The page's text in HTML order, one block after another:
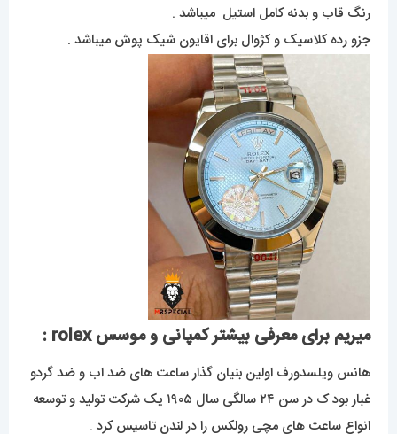
رنگ قاب و بدنه کامل استیل میباشد .
جزو رده کلاسیک و کژوال برای اقایون شیک پوش میباشد .
میریم برای معرفی بیشتر کمپانی و موسس rolex :
هانس ویلسدورف اولین بنیان گذار ساعت های ضد اب و ضد گردو
غبار بود ک در سن ۲۴ سالگی سال ۱۹۰۵ یک شرکت تولید و توسعه
انواع ساعت های مچی رولکس را در لندن تاسیس کرد .